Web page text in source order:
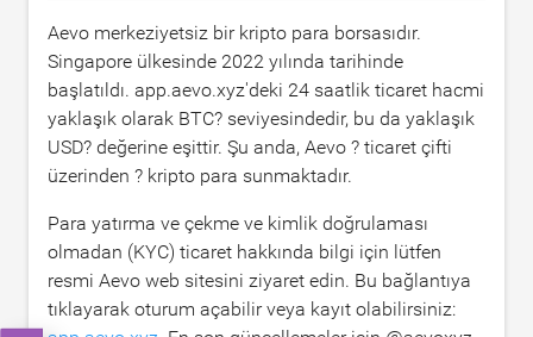
Aevo merkeziyetsiz bir kripto para borsasıdır.
Singapore ülkesinde 2022 yılında tarihinde
başlatıldı. app.aevo.xyz'deki 24 saatlik ticaret hacmi
yaklaşık olarak BTC? seviyesindedir, bu da yaklaşık
USD? değerine eşittir. Şu anda, Aevo ? ticaret çifti
üzerinden ? kripto para sunmaktadır.
Para yatırma ve çekme ve kimlik doğrulaması
olmadan (KYC) ticaret hakkında bilgi için lütfen
resmi Aevo web sitesini ziyaret edin. Bu bağlantıya
tıklayarak oturum açabilir veya kayıt olabilirsiniz: